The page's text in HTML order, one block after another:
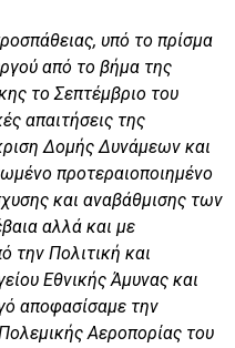
υπό το πρίσμα
από το βήμα της
το Σεπτέμβριο του
απαιτήσεις της
Δομής Δυνάμεων και
προτεραιοποιημένο
και αναβάθμισης των
αλλά και με
την Πολιτική και
Εθνικής Άμυνας και
αποφασίσαμε την
Αεροπορίας του